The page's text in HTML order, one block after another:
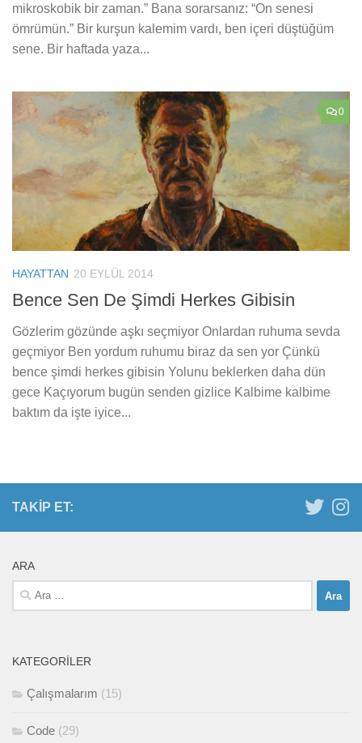
mikroskobik bir zaman.” Bana sorarsanız: “On senesi
ömrümün.” Bir kurşun kalemim vardı, ben içeri düştüğüm
sene. Bir haftada yaza...
0
HAYATTAN 20 EYLÜL 2014
Bence Sen De Şimdi Herkes Gibisin
Gözlerim gözünde aşkı seçmiyor Onlardan ruhuma sevda
geçmiyor Ben yordum ruhumu biraz da sen yor Çünkü
bence şimdi herkes gibisin Yolunu beklerken daha dün
gece Kaçıyorum bugün senden gizlice Kalbime kalbime
baktım da işte iyice...
TAKIP ET:
ARA
Arama:
KATEGORILER
Çalışmalarım (15)
Code (29)